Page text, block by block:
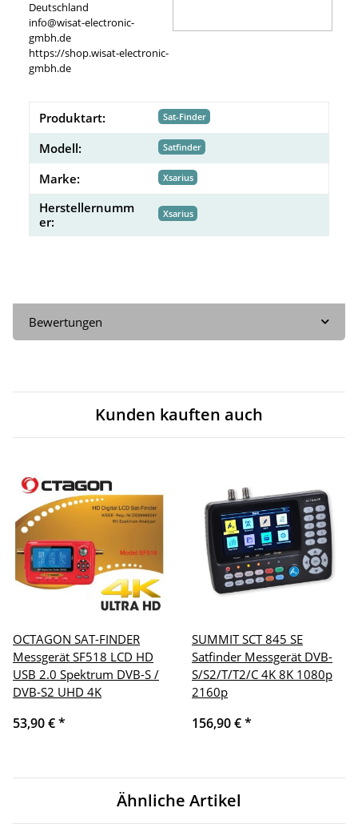
Deutschland
info@wisat-electronic-
gmbh.de
https://shop.wisat-electronic-
gmbh.de
Produktart: Sat-Finder
Modell: Satfinder
Marke: Xsarius
Herstellernumm
er:
Xsarius
Bewertungen
Kunden kauften auch
OCTAGON SAT-FINDER
Messgerät SF518 LCD HD
USB 2.0 Spektrum DVB-S /
DVB-S2 UHD 4K
53,90 €*
SUMMIT SCT 845 SE
Satfinder Messgerät DVB-
S/S2/T/T2/C 4K 8K 1080p
2160p
156,90 €*
Ähnliche Artikel